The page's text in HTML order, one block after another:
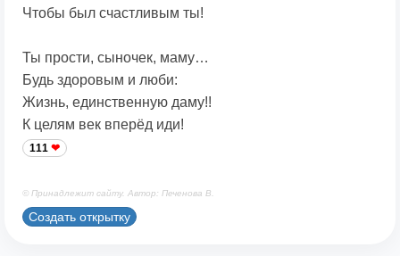
Чтобы был счастливым ты!
Ты прости, сыночек, маму…
Будь здоровым и люби:
Жизнь, единственную даму!!
К целям век вперёд иди!
111
© Принадлежит сайту. Автор: Печенова В.
Создать открытку